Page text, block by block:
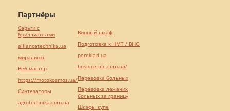
Партнёры
Серьги с
бриллиантами
alliancetechnika.ua
миралинкс
Веб мастер
https://motokosmos.ua/
Синтезаторы
agrotechnika.com.ua
Винный шкаф
Подготовка к НМТ / ВНО
pereklad.ua
hospice-life.com.ua/
Перевозка больных
Перевозка лежачих
больных за границу
Шкафы купе